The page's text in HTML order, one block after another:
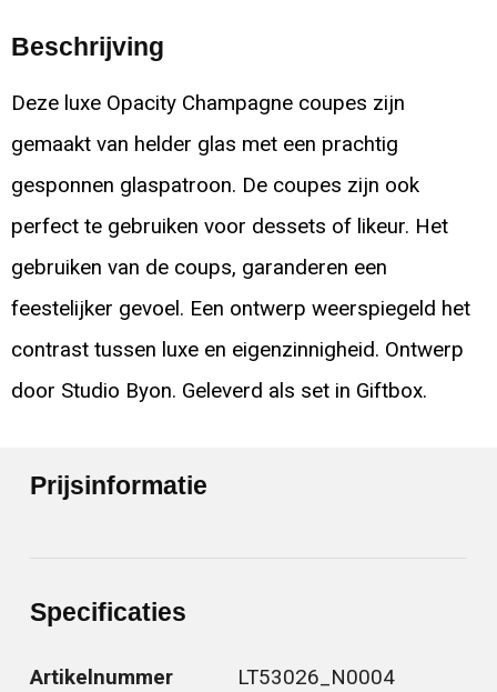
Beschrijving
Deze luxe Opacity Champagne coupes zijn
gemaakt van helder glas met een prachtig
gesponnen glaspatroon. De coupes zijn ook
perfect te gebruiken voor dessets of likeur. Het
gebruiken van de coups, garanderen een
feestelijker gevoel. Een ontwerp weerspiegeld het
contrast tussen luxe en eigenzinnigheid. Ontwerp
door Studio Byon. Geleverd als set in Giftbox.
Prijsinformatie
Specificaties
Artikelnummer LT53026_N0004